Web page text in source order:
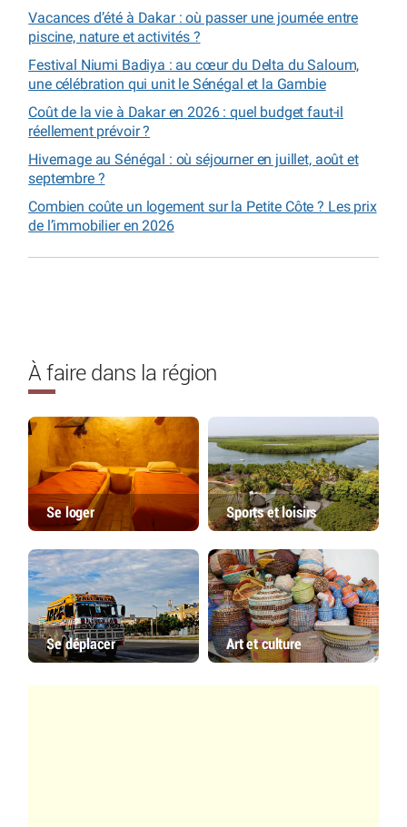
Vacances d’été à Dakar : où passer une journée entre
piscine, nature et activités ?
Festival Niumi Badiya : au cœur du Delta du Saloum,
une célébration qui unit le Sénégal et la Gambie
Coût de la vie à Dakar en 2026 : quel budget faut-il
réellement prévoir ?
Hivernage au Sénégal : où séjourner en juillet, août et
septembre ?
Combien coûte un logement sur la Petite Côte ? Les prix
de l’immobilier en 2026
À faire dans la région
Se loger Sports et loisirs
Se déplacer Art et culture